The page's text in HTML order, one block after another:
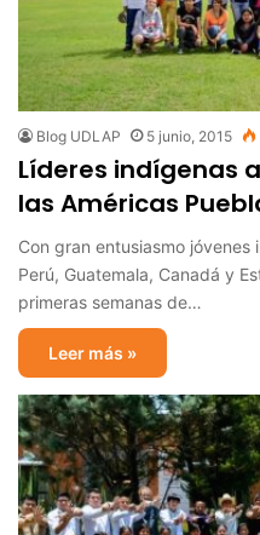
Blog UDLAP 5 junio, 2015
Líderes indígenas
las Américas
Con gran entusiasmo jóvenes
Perú, Guatemala, Canadá y
primeras semanas de…
Leer más »